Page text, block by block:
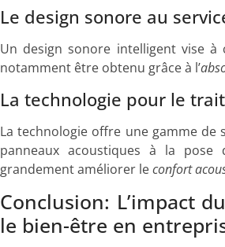
Le design sonore au
Un design sonore intelligent vise
notamment être obtenu grâce à l’
La technologie pour le
La technologie offre une gamme de
panneaux acoustiques à la pose
grandement améliorer leconfort
Conclusion: L’impact
le bien-être en